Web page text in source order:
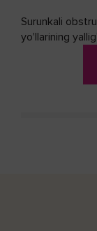
Surunkali
yo'llarining